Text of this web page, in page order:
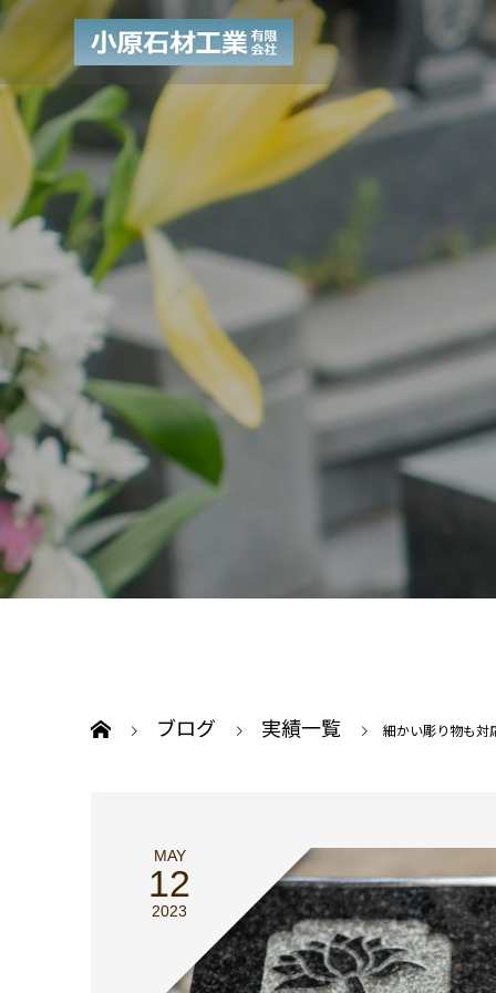
ブログ 実績一覧 細かい彫り物も対
MAY
12
2023